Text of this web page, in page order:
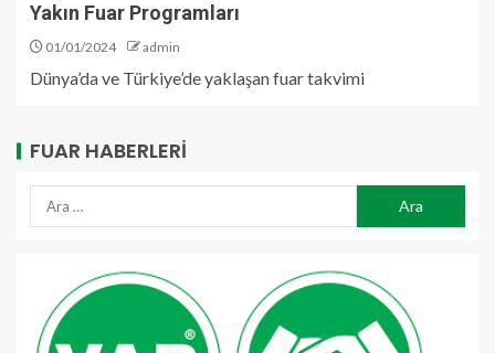
Yakın Fuar Programları
01/01/2024 admin
Dünya’da ve Türkiye’de yaklaşan fuar takvimi
FUAR HABERLERI